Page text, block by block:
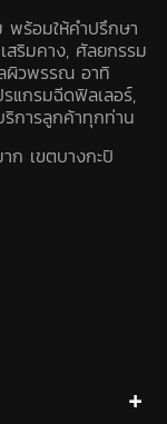
พร้อมให้คำปรึกษา
สริมคาง, ศัลยกรรม
ผิวพรรณ อาทิ
แกรมฉีดฟิลเลอร์,
ริการลูกค้าทุกท่าน
ก เขตบางกะปิ